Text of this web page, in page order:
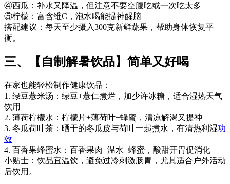
④西瓜：补水又降温，但注意不要空腹吃或一次吃太多
⑤柠檬：富含维C，泡水喝能提神醒脑
搭配建议：每天至少摄入300克新鲜蔬果，帮助身体恢复平
衡。
三、【自制解暑饮品】简单又好喝
在家也能轻松制作健康饮品：
1. 绿豆薏米汤：绿豆+薏仁煮烂，加少许冰糖，适合湿热天气
饮用
2. 薄荷柠檬水：柠檬片+薄荷叶+蜂蜜，清凉解渴又提神
3. 冬瓜荷叶茶：晒干的冬瓜皮与荷叶一起煮水，有清热利湿功
效
4. 百香果蜂蜜水：百香果肉+温水+蜂蜜，酸甜开胃促消化
小贴士：饮品宜温饮，避免过冷刺激肠胃，尤其适合户外活动
后饮用。